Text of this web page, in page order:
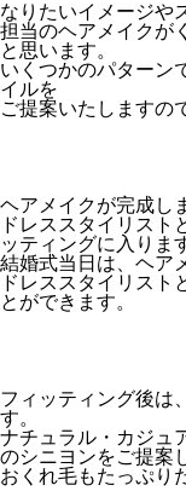
なりたいイメージや
担当のヘアメイクが
と思います。
いくつかのパターン
イルを
ご提案いたしますの
ヘアメイクが完成し
ドレススタイリスト
ッティングに入りま
結婚式当日は、ヘア
ドレススタイリスト
とができます。
フィッティング後は
す。
ナチュラル・カジュ
のシニヨンをご提案
おくれ毛もたっぷり